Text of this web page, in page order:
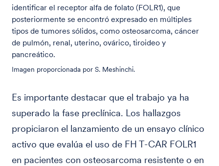
identificar el receptor alfa de folato (FOLR1), que
posteriormente se encontró expresado en múltiples
tipos de tumores sólidos, como osteosarcoma, cáncer
de pulmón, renal, uterino, ovárico, tiroideo y
pancreático.
Imagen proporcionada por S. Meshinchi.
Es importante destacar que el trabajo ya ha
superado la fase preclínica. Los hallazgos
propiciaron el lanzamiento de un ensayo clínico
activo que evalúa el uso de FH T-CAR FOLR1
en pacientes con osteosarcoma resistente o en